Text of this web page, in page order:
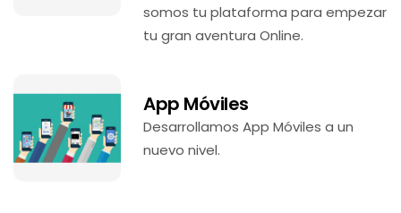
somos tu plataforma para empezar
tu gran aventura Online.
App Móviles
Desarrollamos App Móviles a un
nuevo nivel.